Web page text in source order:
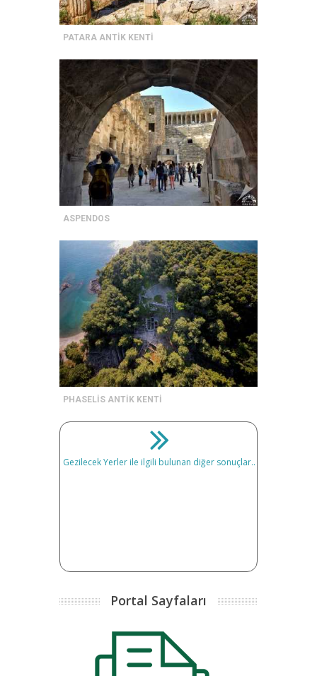
PATARA ANTİK KENTİ
ASPENDOS
PHASELİS ANTİK KENTİ
Gezilecek Yerler ile ilgili bulunan diğer sonuçlar..
Portal Sayfaları